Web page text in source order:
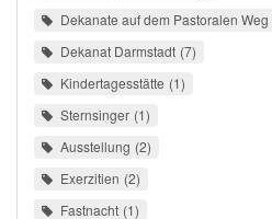
Dekanate auf dem Pastoralen Weg
Dekanat Darmstadt 7
Kindertagesstätte 1
Sternsinger 1
Ausstellung 2
Exerzitien 2
Fastnacht 1